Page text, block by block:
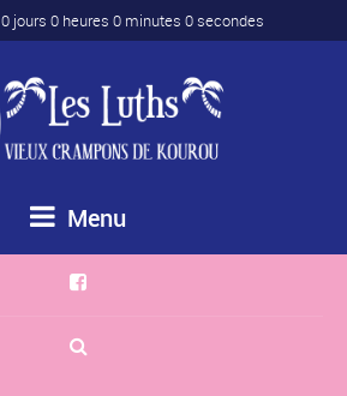
0 jours 0 heures 0 minutes 0 secondes
Menu